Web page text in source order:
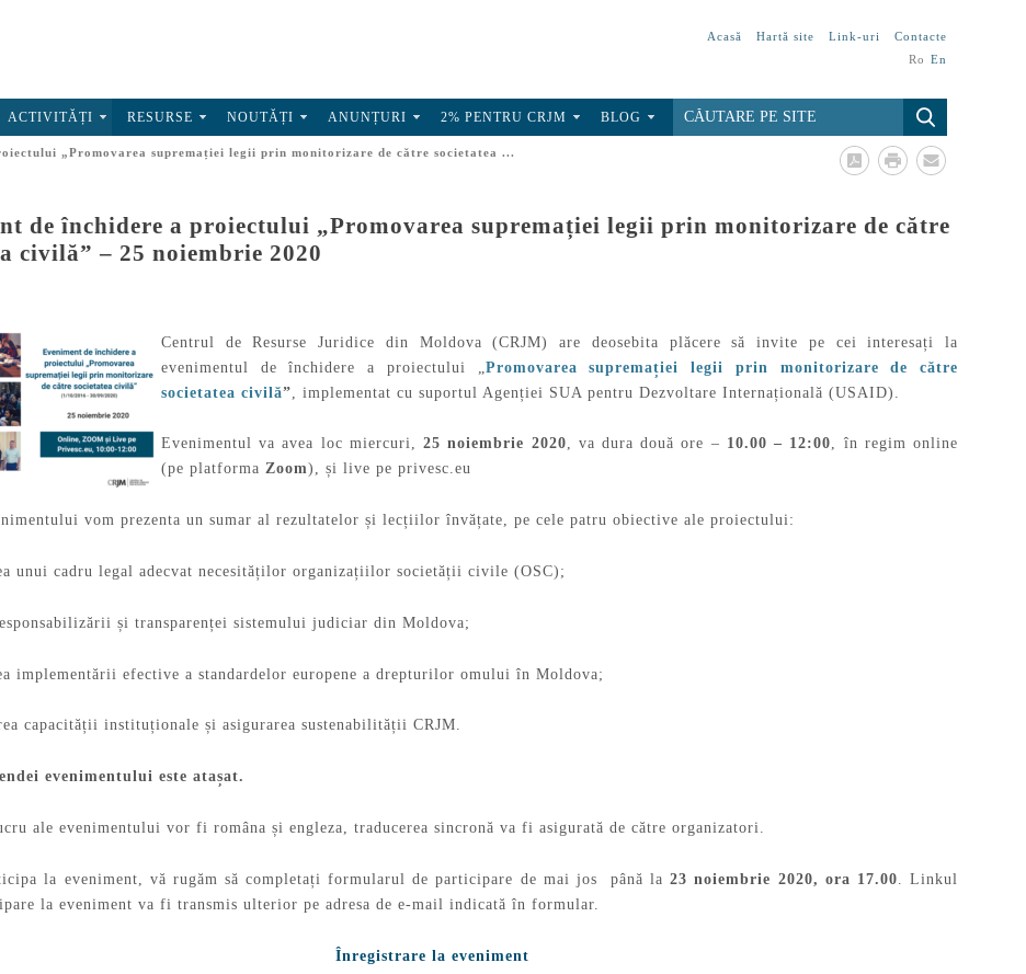
Acasă Hartă site Link-uri
Contacte
Ro En
ACTIVITĂȚI RESURSE NOUTĂȚI ANUNȚURI 2% PENTRU CRJM BLOG
„Promovarea supremației legii prin monitorizare de către societatea ...
de închidere a proiectului „Promovarea supremației legii prin monitorizare de către
civilă” – 25 noiembrie 2020
Centrul de Resurse Juridice din Moldova (CRJM) are deosebita plăcere să invite pe cei interesați la
evenimentul de închidere a proiectului „ Promovarea supremației legii prin monitorizare de către
societatea civilă” , implementat cu suportul Agenției SUA pentru Dezvoltare Internațională (USAID).
Evenimentul va avea loc miercuri,25 noiembrie 2020, va dura două ore – 10.00 – 12:00, în regim online
(pe platforma Zoom), și live pe privesc.eu
vom prezenta un sumar al rezultatelor și lecțiilor învățate, pe cele patru obiective ale proiectului:
unui cadru legal adecvat necesităților organizațiilor societății civile (OSC);
și transparenței sistemului judiciar din Moldova;
implementării efective a standardelor europene a drepturilor omului în Moldova;
capacității instituționale și asigurarea sustenabilității CRJM.
evenimentului este atașat.
ale evenimentului vor fi româna și engleza, traducerea sincronă va fi asigurată de către organizatori.
la eveniment, vă rugăm să completați formularul de participare de mai jos până la23 noiembrie 2020, ora 17.00 . Linkul
la eveniment va fi transmis ulterior pe adresa de e-mail indicată în formular.
Înregistrare la eveniment